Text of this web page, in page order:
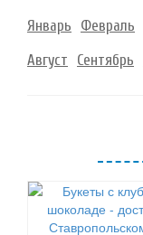
Январь Февраль
Август Сентябрь